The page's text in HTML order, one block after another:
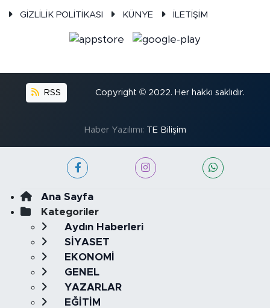
GİZLİLİK POLİTİKASI KÜNYE İLETİŞİM
RSS Copyright © 2022. Her hakkı saklıdır.
Haber Yazılımı: TE Bilişim
Ana Sayfa
Kategoriler
Aydın Haberleri
SİYASET
EKONOMİ
GENEL
YAZARLAR
EĞİTİM